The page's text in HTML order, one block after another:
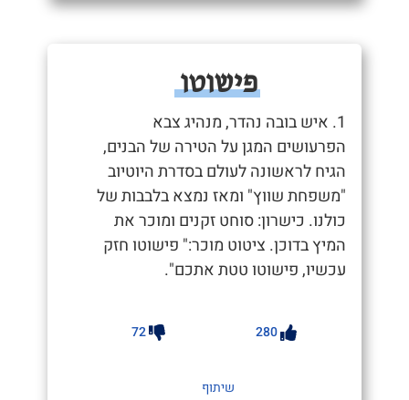
פישוטו
1. איש בובה נהדר, מנהיג צבא
הפרעושים המגן על הטירה של הבנים,
הגיח לראשונה לעולם בסדרת היוטיוב
"משפחת שווץ" ומאז נמצא בלבבות של
כולנו. כישרון: סוחט זקנים ומוכר את
המיץ בדוכן. ציטוט מוכר:" פישוטו חזק
עכשיו, פישוטו טטת אתכם".
280
72
שיתוף